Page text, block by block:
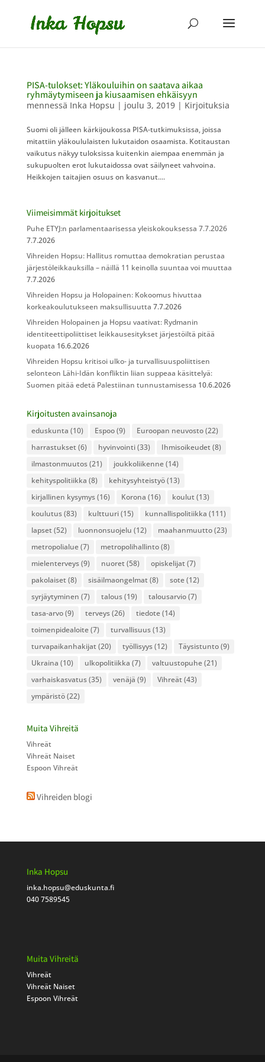
PISA-tulokset: Yläkouluihin on saatava aikaa
ryhmäytymiseen ja kiusaamisen ehkäisyyn
mennessä Inka Hopsu | joulu 3, 2019| Kirjoituksia
Suomi oli jälleen kärkijoukossa PISA-tutkimuksissa, joissa
mitattiin yläkoululaisten lukutaidon osaamista. Kotitaustan
vaikutus näkyy tuloksissa kuitenkin aiempaa enemmän ja
sukupuolten erot lukutaidossa ovat säilyneet vahvoina.
Heikkojen taitajien osuus on kasvanut....
Viimeisimmät kirjoitukset
Puhe ETYJ:n parlamentaarisessa yleiskokouksessa 7.7.2026
7.7.2026
Vihreiden Hopsu: Hallitus romuttaa demokratian perustaa
järjestöleikkauksilla – näillä 11 keinolla suuntaa voi muuttaa
7.7.2026
Vihreiden Hopsu ja Holopainen: Kokoomus hivuttaa
korkeakoulutukseen maksullisuutta 7.7.2026
Vihreiden Holopainen ja Hopsu vaativat: Rydmanin
identiteettipoliittiset leikkausesitykset järjestöiltä pitää
kuopata 16.6.2026
Vihreiden Hopsu kritisoi ulko- ja turvallisuuspoliittisen
selonteon Lähi-Idän konfliktin liian suppeaa käsittelyä:
Suomen pitää edetä Palestiinan tunnustamisessa 10.6.2026
Kirjoitusten avainsanoja
eduskunta (10) Espoo(9) Euroopan neuvosto(22)
harrastukset (6) hyvinvointi(33) Ihmisoikeudet (8)
ilmastonmuutos(21) joukkoliikenne(14)
kehityspolitiikka (8) kehitysyhteistyö(13)
kirjallinen kysymys(16) Korona (16) koulut (13)
koulutus(83) kulttuuri(15) kunnallispolitiikka (111)
lapset (52) luonnonsuojelu (12) maahanmuutto(23)
metropolialue(7) metropolihallinto(8)
mielenterveys(9) nuoret (58) opiskelijat (7)
pakolaiset (8) sisäilmaongelmat (8) sote(12)
syrjäytyminen (7) talous(19) talousarvio(7)
tasa-arvo(9) terveys(26) tiedote(14)
toimenpidealoite(7) turvallisuus(13)
turvapaikanhakijat (20) työllisyys(12) Täysistunto(9)
Ukraina (10) ulkopolitiikka (7) valtuustopuhe(21)
varhaiskasvatus(35) venäjä (9) Vihreät (43)
ympäristö(22)
Muita Vihreitä
Vihreät
Vihreät Naiset
Espoon Vihreät
Vihreiden blogi
Inka Hopsu
inka.hopsu@eduskunta.fi
040 7589545
Muita Vihreitä
Vihreät
Vihreät Naiset
Espoon Vihreät